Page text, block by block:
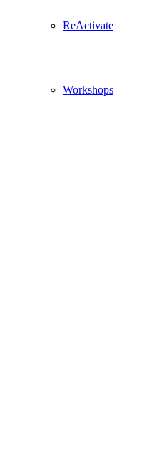
ReActivate
Workshops